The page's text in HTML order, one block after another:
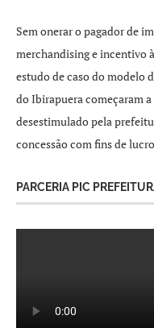
Sem onerar o pagador de
merchandising e incentivo
estudo de caso do modelo
do Ibirapuera começaram
desestimulado pela
concessão com fins de
PARCERIA PIC